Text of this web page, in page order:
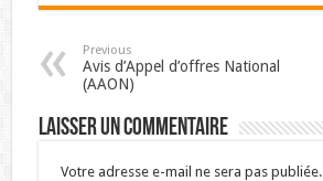
Previous
Avis d’Appel d’offres National
(AAON)
Laisser un commentaire
Votre adresse e-mail ne sera pas publiée.